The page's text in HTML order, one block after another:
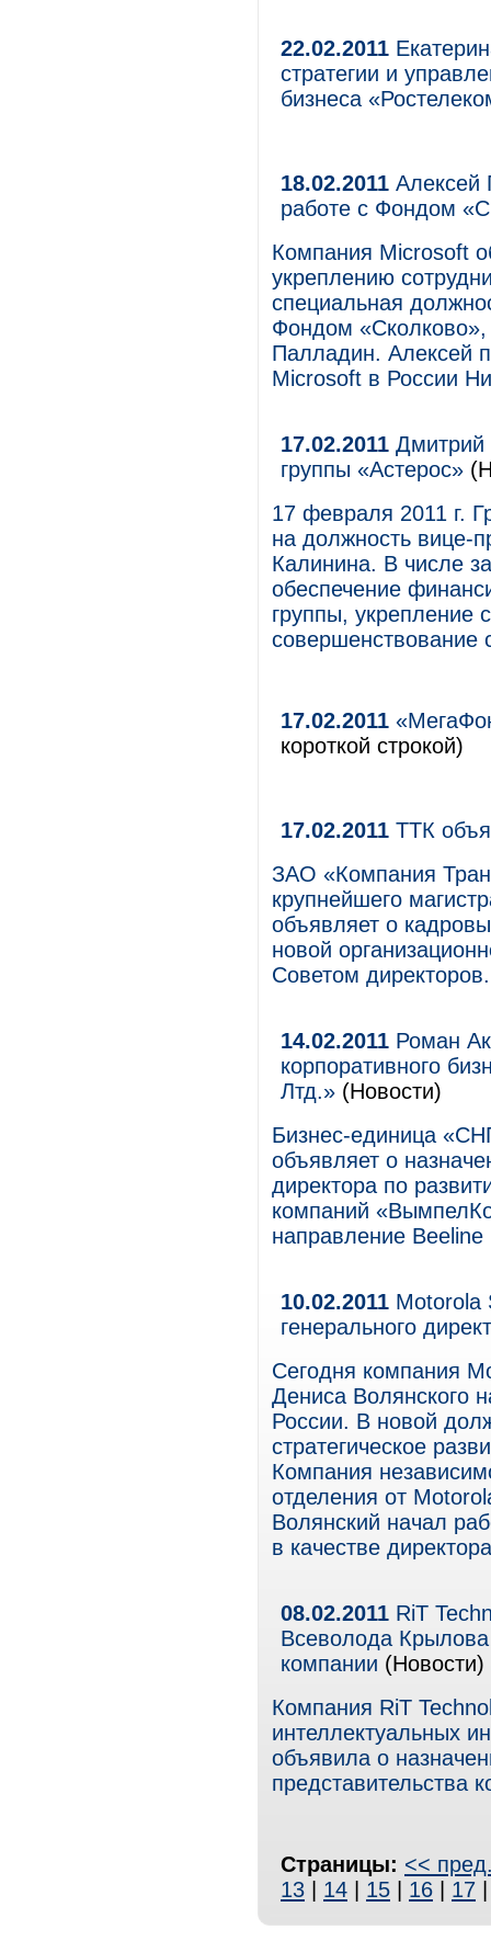
22.02.2011
стратегии и
бизнеса
18.02.2011 Алексей
работе с Фондом
Компания Microsoft
укреплению
специальная
Фондом
Палладин. Алексей
Microsoft в России
17.02.2011 Дмитрий
группы «Астерос»
17 февраля 2011 г.
на должность вице-
Калинина. В числе
обеспечение
группы, укрепление
совершенствование
17.02.2011
короткой строкой)
17.02.2011 ТТК
ЗАО «Компания
крупнейшего
объявляет о
новой
Советом директоров.
14.02.2011 Роман
корпоративного
Лтд.» (Новости)
Бизнес-единица
объявляет о
директора по
компаний
направление
10.02.2011 Motorola
генерального
Cегодня компания
Дениса Волянского
России. В новой
стратегическое
Компания
отделения от
Волянский начал
в качестве
08.02.2011 RiT
Всеволода Крылова
компании (Новости)
Компания RiT
интеллектуальных
объявила о
представительства
Страницы: <<
13
14 15 16 17